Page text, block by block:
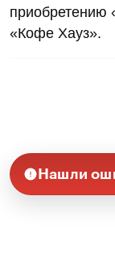
приобретению
«Кофе Хауз».
Нашли